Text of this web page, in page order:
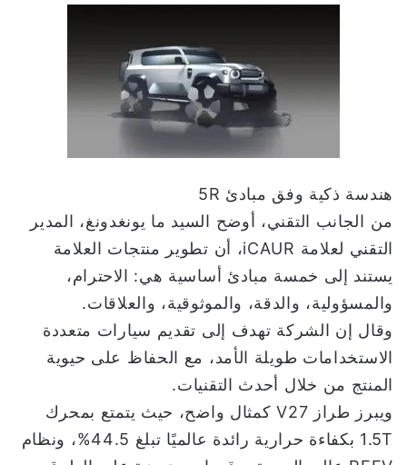
هندسة ذكية وفق مبادئ 5R
من الجانب التقني، أوضح السيد ما يونغدونغ، المدير
التقني لعلامة iCAUR، أن تطوير منتجات العلامة
يستند إلى خمسة مبادئ أساسية هي: الاحترام،
والمسؤولية، والدقة، والموثوقية، والعلاقات.
وقال إن الشركة تهدف إلى تقديم سيارات متعددة
الاستخدامات طويلة الأمد، مع الحفاظ على حيوية
المنتج من خلال أحدث التقنيات.
ويبرز طراز V27 كمثال واضح، حيث يتمتع بمحرك
1.5T بكفاءة حرارية رائدة عالميًا تبلغ 44.5%، ونظام